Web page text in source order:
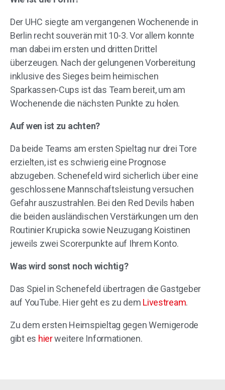
Der UHC siegte am vergangenen Wochenende in
Berlin recht souverän mit 10-3. Vor allem konnte
man dabei im ersten und dritten Drittel
überzeugen. Nach der gelungenen Vorbereitung
inklusive des Sieges beim heimischen
Sparkassen-Cups ist das Team bereit, um am
Wochenende die nächsten Punkte zu holen.
Auf wen ist zu achten?
Da beide Teams am ersten Spieltag nur drei Tore
erzielten, ist es schwierig eine Prognose
abzugeben. Schenefeld wird sicherlich über eine
geschlossene Mannschaftsleistung versuchen
Gefahr auszustrahlen. Bei den Red Devils haben
die beiden ausländischen Verstärkungen um den
Routinier Krupicka sowie Neuzugang Koistinen
jeweils zwei Scorerpunkte auf Ihrem Konto.
Was wird sonst noch wichtig?
Das Spiel in Schenefeld übertragen die Gastgeber
auf YouTube. Hier geht es zu dem Livestream.
Zu dem ersten Heimspieltag gegen Wernigerode
gibt es hierweitere Informationen.